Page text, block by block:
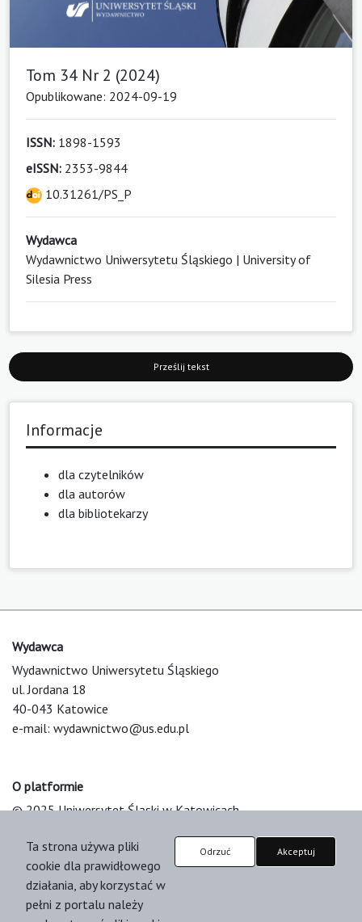
Tom 34 Nr 2 (2024)
Opublikowane: 2024-09-19
ISSN: 1898-1593
eISSN: 2353-9844
10.31261/PS_P
Wydawca
Wydawnictwo Uniwersytetu Śląskiego | University of
Silesia Press
Prześlij tekst
Informacje
dla czytelników
dla autorów
dla bibliotekarzy
Wydawca
Wydawnictwo Uniwersytetu Śląskiego
ul. Jordana 18
40-043 Katowice
e-mail: wydawnictwo@us.edu.pl
O platformie
© 2025 Uniwersytet Śląski w Katowicach
Platform & Workflow by OJS/PKP
Ta strona używa pliki
cookie dla prawidłowego
działania, aby korzystać w
pełni z portalu należy
Odrzuć Akceptuj